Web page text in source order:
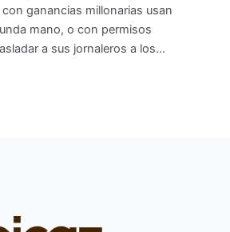
ganancias millonarias usan
mano, o con permisos
a sus jornaleros a los…